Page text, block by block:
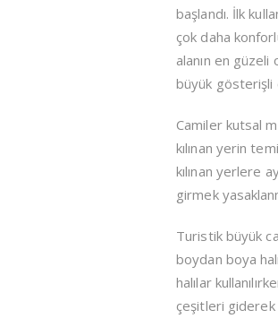
başlandı. İlk
çok daha
alanın en
büyük gösterişli
Camiler kutsal
kılınan yerin
kılınan yerlere
girmek
Turistik büyük
boydan boya
halılar
çeşitleri giderek